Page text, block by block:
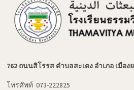
762 ถนนสิโรรส ตำบลสะเตง อำเภอ เมือง
โทรศัพท์ 073-222825